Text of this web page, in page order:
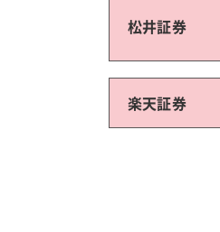
松井証券
楽天証券